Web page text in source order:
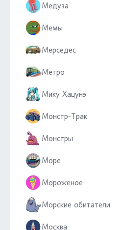
Медуза
Мемы
Мерседес
Метро
Мику Хацунэ
Монстр-Трак
Монстры
Море
Мороженое
Морские обитатели
Москва